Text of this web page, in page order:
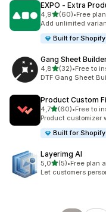
EXPO ‑ Extra
4,9av 5 stjerner
(60)
Totalt 60 omtaler
•Free
Add unlimited
Built for Shopify
Gang Sheet
4,8av 5 stjerner
(32)
Totalt 32 omtaler
•Free to
DTF Gang Sheet
Product Custom
4,7av 5 stjerner
(60)
Totalt 60 omtaler
•Free to
Product customizer
Built for Shopify
Layerimg AI
5,0av 5 stjerner
(5)
Totalt 5 omtaler
•Free plan
Let customers